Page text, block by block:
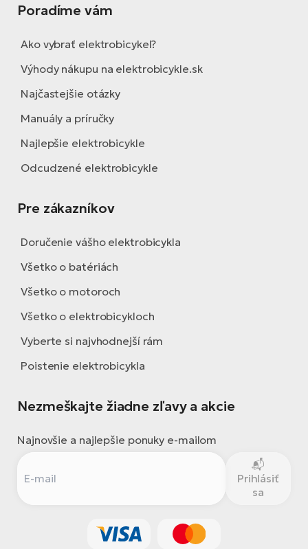
Poradíme vám
Ako vybrať elektrobicykel?
Výhody nákupu na elektrobicykle.sk
Najčastejšie otázky
Manuály a príručky
Najlepšie elektrobicykle
Odcudzené elektrobicykle
Pre zákazníkov
Doručenie vášho elektrobicykla
Všetko o batériách
Všetko o motoroch
Všetko o elektrobicykloch
Vyberte si najvhodnejší rám
Poistenie elektrobicykla
Nezmeškajte žiadne zľavy a akcie
Najnovšie a najlepšie ponuky e-mailom
Prihlásiť
sa